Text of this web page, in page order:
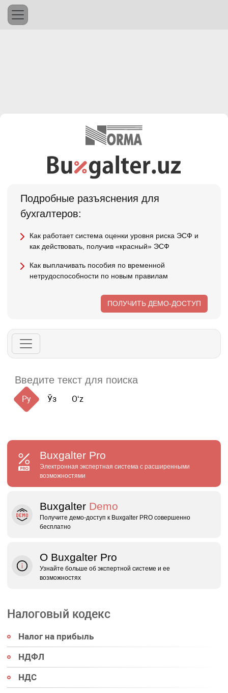
Подробные разъяснения для
бухгалтеров:
Как работает система оценки уровня риска ЭСФ и
как действовать, получив «красный» ЭСФ
Как выплачивать пособия по временной
нетрудоспособности по новым правилам
ПОЛУЧИТЬ ДЕМО-ДОСТУП
Ру Ўз Oʻz
Buxgalter Pro
Электронная экспертная система с расширенными
возможностями
Buxgalter Demo
Получите демо‑доступ к Buxgalter PRO совершенно
бесплатно
О Buxgalter Pro
Узнайте больше об экспертной системе и ее
возможностях
Налоговый кодекс
Налог на прибыль
НДФЛ
НДС